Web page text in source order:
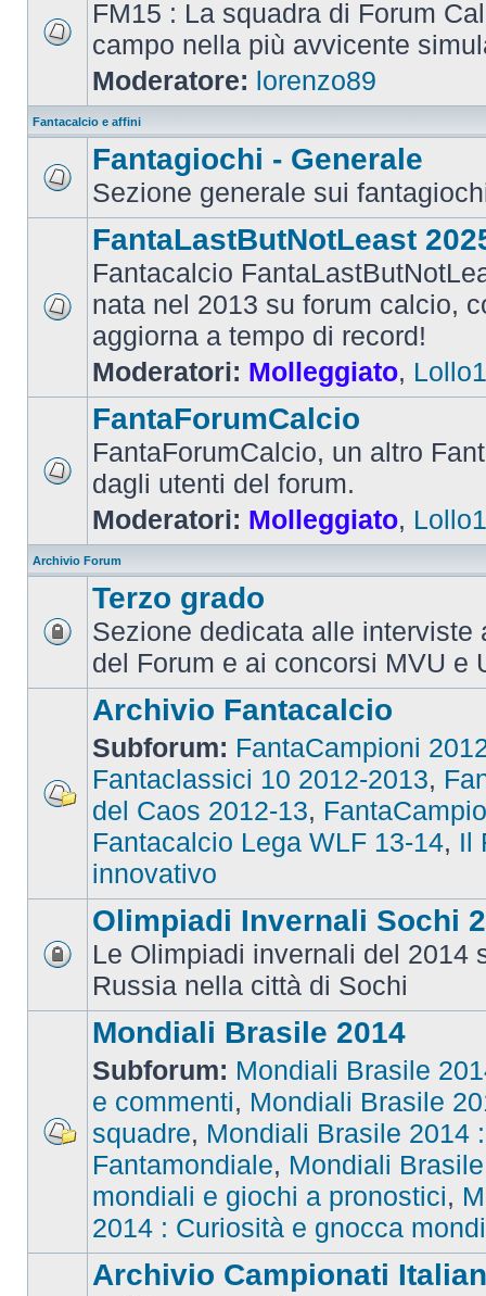
FM15 : La squadra di Forum
campo nella più avvicente
Moderatore: lorenzo89
Fantacalcio e affini
Fantagiochi - Generale
Sezione generale sui
FantaLastButNotLeast
Fantacalcio
nata nel 2013 su forum calcio,
aggiorna a tempo di record!
Moderatori: Molleggiato,
FantaForumCalcio
FantaForumCalcio, un altro
dagli utenti del forum.
Moderatori: Molleggiato,
Archivio Forum
Terzo grado
Sezione dedicata alle interviste
del Forum e ai concorsi MVU e
Archivio Fantacalcio
Subforum: FantaCampioni
Fantaclassici 10 2012-2013,
del Caos 2012-13,
Fantacalcio Lega WLF 13-14, Il
innovativo
Olimpiadi Invernali Sochi
Le Olimpiadi invernali del 2014
Russia nella città di Sochi
Mondiali Brasile 2014
Subforum: Mondiali Brasile
e commenti, Mondiali Brasile
squadre, Mondiali Brasile 2014
Fantamondiale, Mondiali
mondiali e giochi a pronostici,
2014 : Curiosità e gnocca
Archivio Campionati